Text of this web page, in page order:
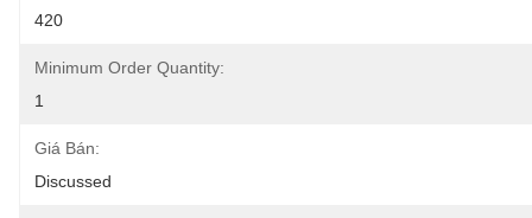
420
Minimum Order Quantity:
1
Giá Bán:
Discussed